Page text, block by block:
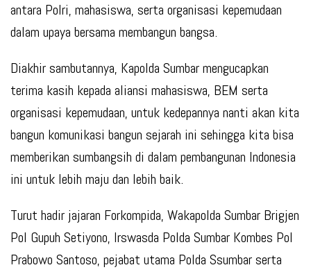
antara Polri, mahasiswa, serta organisasi kepemudaan
dalam upaya bersama membangun bangsa.
Diakhir sambutannya, Kapolda Sumbar mengucapkan
terima kasih kepada aliansi mahasiswa, BEM serta
organisasi kepemudaan, untuk kedepannya nanti akan kita
bangun komunikasi bangun sejarah ini sehingga kita bisa
memberikan sumbangsih di dalam pembangunan Indonesia
ini untuk lebih maju dan lebih baik.
Turut hadir jajaran Forkompida, Wakapolda Sumbar Brigjen
Pol Gupuh Setiyono, Irswasda Polda Sumbar Kombes Pol
Prabowo Santoso, pejabat utama Polda Ssumbar serta